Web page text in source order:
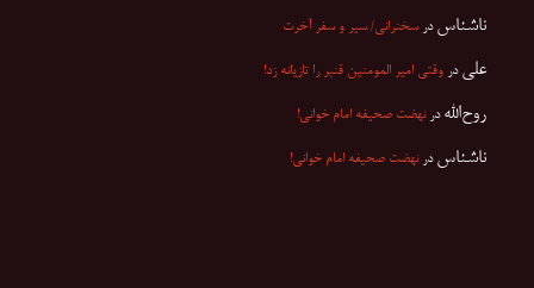
ناشناس در سخنرانی/ سیر و سفر آخرت
علی در وقتی امیر المومنین قنبر را تازیانه زد!
روح‌الله درنهضت صحیفه امام خوانی!
ناشناس درنهضت صحیفه امام خوانی!